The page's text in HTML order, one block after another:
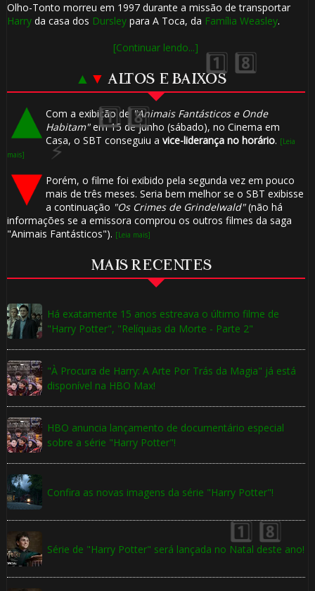
Olho-Tonto morreu em 1997 durante a missão de transportar
Harryda casa dos Dursleypara A Toca, da Família Weasley.
[Continuar lendo...]
▲ ▼ ALTOS E BAIXOS
Com a exibição de"Animais Fantásticos e Onde
Habitam"em 15 de junho (sábado), no Cinema em
Casa, o SBT conseguiu a vice-liderança no horário. [Leia
mais]
Porém, o filme foi exibido pela segunda vez em pouco
mais de três meses. Seria bem melhor se o SBT exibisse
a continuação "Os Crimes de Grindelwald"(não há
informações se a emissora comprou os outros filmes da saga
"Animais Fantásticos"). [Leia mais]
MAIS RECENTES
Há exatamente 15 anos estreava o último filme de
"Harry Potter", "Relíquias da Morte - Parte 2"
"À Procura de Harry: A Arte Por Trás da Magia" já está
disponível na HBO Max!
HBO anuncia lançamento de documentário especial
sobre a série "Harry Potter"!
Confira as novas imagens da série "Harry Potter"!
Série de "Harry Potter" será lançada no Natal deste ano!
1️⃣ 8️⃣